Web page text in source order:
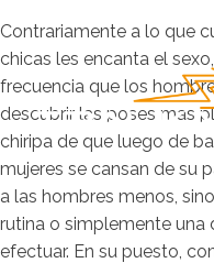
Contrariamente a lo que
chicas les encanta el
frecuencia que los
descubrir las poses mas
chiripa de que luego de
mujeres se cansan de su
a las hombres menos,
rutina o simplemente una
efectuar. En su puesto,